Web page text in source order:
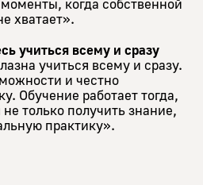
когда собственной
хватает».
учиться всему и сразу
учиться всему и сразу.
и честно
Обучение работает тогда,
только получить знание,
практику».